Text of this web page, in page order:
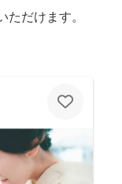
だけます。